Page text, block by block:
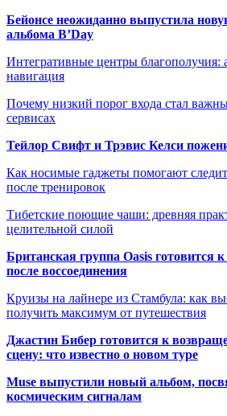
Бейонсе неожиданно выпустила
альбома B’Day
Интегративные центры благополучия:
навигация
Почему низкий порог входа стал
сервисах
Тейлор Свифт и Трэвис Келси
Как носимые гаджеты помогают
после тренировок
Тибетские поющие чаши: древняя
целительной силой
Британская группа Oasis готовится
после воссоединения
Круизы на лайнере из Стамбула: как
получить максимум от путешествия
Джастин Бибер готовится к
сцену: что известно о новом туре
Muse выпустили новый альбом,
космическим сигналам